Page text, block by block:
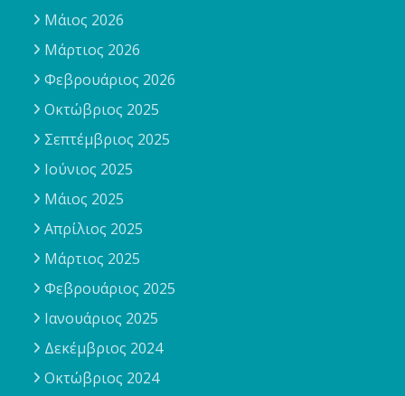
Μάιος 2026
Μάρτιος 2026
Φεβρουάριος 2026
Οκτώβριος 2025
Σεπτέμβριος 2025
Ιούνιος 2025
Μάιος 2025
Απρίλιος 2025
Μάρτιος 2025
Φεβρουάριος 2025
Ιανουάριος 2025
Δεκέμβριος 2024
Οκτώβριος 2024